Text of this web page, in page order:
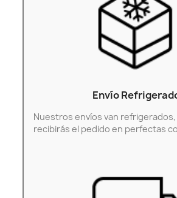
Envío
Nuestros envíos van
recibirás el pedido en perfectas